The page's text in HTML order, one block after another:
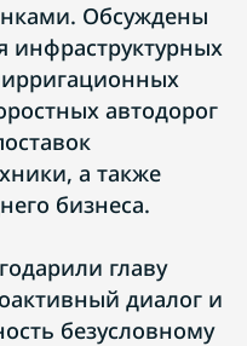
Обсуждены
инфраструктурных
автодорог
а также
бизнеса.
главу
диалог и
безусловному